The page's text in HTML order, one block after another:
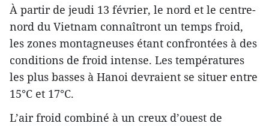
À partir de jeudi 13 février, le nord et le centre-
nord du Vietnam connaîtront un temps froid,
les zones montagneuses étant confrontées à des
conditions de froid intense. Les températures
les plus basses à Hanoi devraient se situer entre
15°C et 17°C.
L’air froid combiné à un creux d’ouest de